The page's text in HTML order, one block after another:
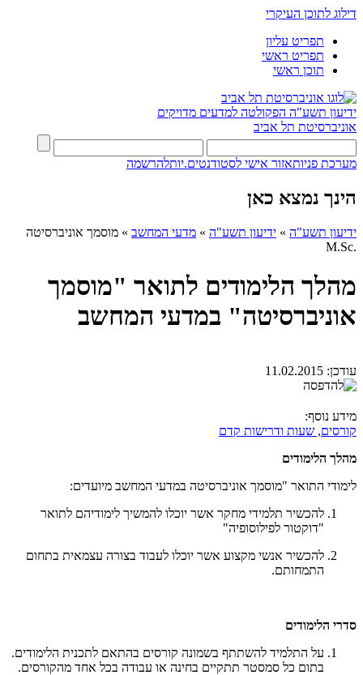
דילוג לתוכן העיקרי
תפריט עליון
תפריט ראשי
תוכן ראשי
ידיעון תשע"ה הפקולטה למדעים מדויקים
אוניברסיטת תל אביב
מערכת פניותאזור אישי לסטודנטים.יותלהרשמה
הינך נמצא כאן
ידיעון תשע"ה » ידיעון תשע"ה » מדעי המחשב » מוסמך אוניברסיטה
.M.Sc
מהלך הלימודים לתואר "מוסמך
אוניברסיטה" במדעי המחשב
עודכן: 11.02.2015
מידע נוסף:
קורסים, שעות ודרישות קדם
מהלך הלימודים
לימודי התואר "מוסמך אוניברסיטה במדעי המחשב מיועדים:
להכשיר תלמידי מחקר אשר יוכלו להמשיך לימודיהם לתואר
"דוקטור לפילוסופיה"
להכשיר אנשי מקצוע אשר יוכלו לעבוד בצורה עצמאית בתחום
התמחותם.
סדרי הלימודים
על התלמיד להשתתף בשמונה קורסים בהתאם לתכנית הלימודים.
בתום כל סמסטר תתקיים בחינה או עבודה בכל אחד מהקורסים.